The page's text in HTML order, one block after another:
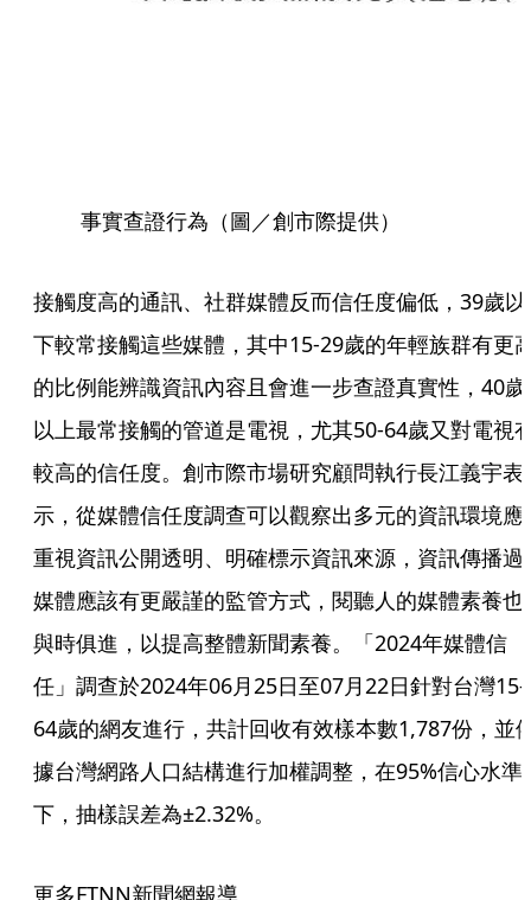
事實查證行為（圖／創市際提供）
接觸度高的通訊、社群媒體反而信任度偏低，39歲以
下較常接觸這些媒體，其中15-29歲的年輕族群有更
的比例能辨識資訊內容且會進一步查證真實性，40歲
以上最常接觸的管道是電視，尤其50-64歲又對電視
較高的信任度。創市際市場研究顧問執行長江義宇表
示，從媒體信任度調查可以觀察出多元的資訊環境應
重視資訊公開透明、明確標示資訊來源，資訊傳播過
媒體應該有更嚴謹的監管方式，閱聽人的媒體素養也
與時俱進，以提高整體新聞素養。「2024年媒體信
任」調查於2024年06月25日至07月22日針對台灣15-
64歲的網友進行，共計回收有效樣本數1,787份，並
據台灣網路人口結構進行加權調整，在95%信心水準
下，抽樣誤差為±2.32%。
更多FTNN新聞網報導